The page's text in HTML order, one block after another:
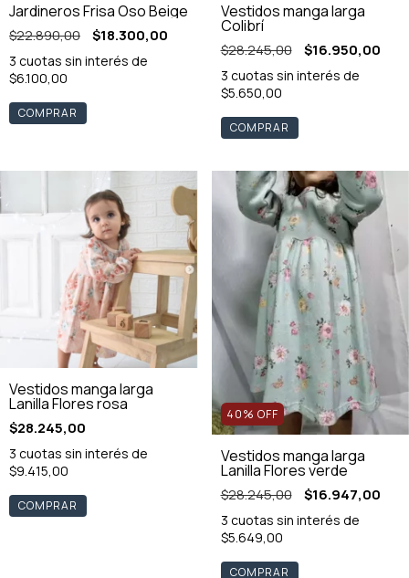
Jardineros Frisa Oso Beige
$22.890,00 $18.300,00
3 cuotas sin interés de
$6.100,00
COMPRAR
Vestidos manga larga
Colibrí
$28.245,00 $16.950,00
3 cuotas sin interés de
$5.650,00
COMPRAR
Vestidos manga larga
Lanilla Flores rosa
$28.245,00
3 cuotas sin interés de
$9.415,00
COMPRAR
40% OFF
Vestidos manga larga
Lanilla Flores verde
$28.245,00 $16.947,00
3 cuotas sin interés de
$5.649,00
COMPRAR